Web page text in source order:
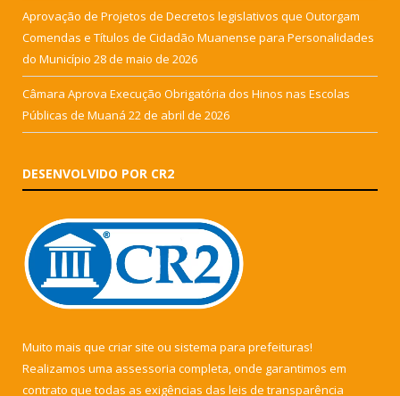
Aprovação de Projetos de Decretos legislativos que Outorgam
Comendas e Títulos de Cidadão Muanense para Personalidades
do Município 28 de maio de 2026
Câmara Aprova Execução Obrigatória dos Hinos nas Escolas
Públicas de Muaná 22 de abril de 2026
DESENVOLVIDO POR CR2
Muito mais que criar site ou sistema para prefeituras!
Realizamos uma assessoria completa, onde garantimos em
contrato que todas as exigências das leis de transparência